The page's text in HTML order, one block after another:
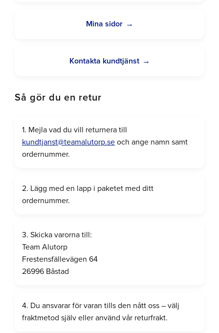
Mina sidor
Kontakta kundtjänst
Så gör du en retur
1. Mejla vad du vill returnera till
kundtjanst@teamalutorp.se och ange namn samt
ordernummer.
2. Lägg med en lapp i paketet med ditt
ordernummer.
3. Skicka varorna till:
Team Alutorp
Frestensfällevägen 64
26996 Båstad
4. Du ansvarar för varan tills den nått oss – välj
fraktmetod själv eller använd vår returfrakt.